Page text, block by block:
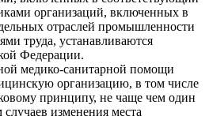
организаций, включенных в
отраслей промышленности
труда, устанавливаются
Федерации.
медико-санитарной помощи
организацию, в том числе
принципу, не чаще чем один
изменения места